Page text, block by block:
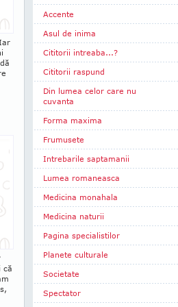
că
Accente
Asul de inima
Cititorii intreaba...?
Cititorii raspund
Din lumea celor care nu
cuvanta
Forma maxima
Frumusete
Intrebarile saptamanii
Lumea romaneasca
Medicina monahala
Medicina naturii
Pagina specialistilor
Planete culturale
Societate
Spectator